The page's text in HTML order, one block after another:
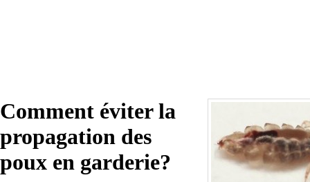
Comment éviter la
propagation des
poux en garderie?